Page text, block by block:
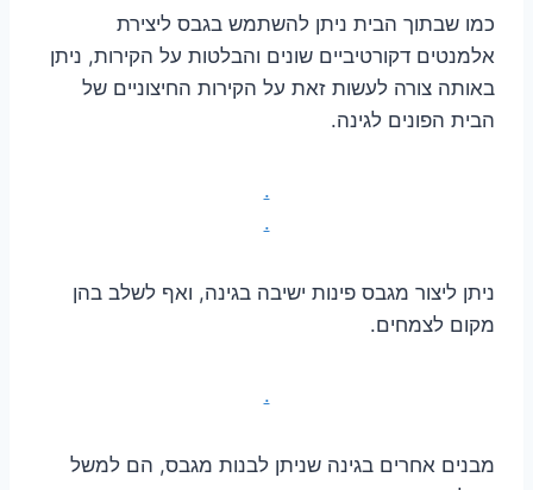
כמו שבתוך הבית ניתן להשתמש בגבס ליצירת
אלמנטים דקורטיביים שונים והבלטות על הקירות, ניתן
באותה צורה לעשות זאת על הקירות החיצוניים של
הבית הפונים לגינה.
.
.
ניתן ליצור מגבס פינות ישיבה בגינה, ואף לשלב בהן
מקום לצמחים.
.
מבנים אחרים בגינה שניתן לבנות מגבס, הם למשל